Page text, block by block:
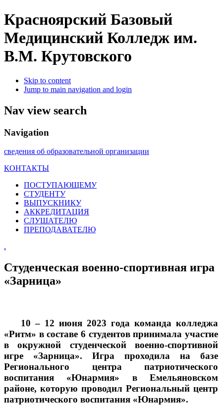
Красноярский Базовый
Медицинский Колледж им.
В.М. Крутовского
Skip to content
Jump to main navigation and login
Nav view search
Navigation
сведения об образовательной организации
КОНТАКТЫ
ПОСТУПАЮЩЕМУ
СТУДЕНТУ
ВЫПУСКНИКУ
АККРЕДИТАЦИЯ
СЛУШАТЕЛЮ
ПРЕПОДАВАТЕЛЮ
.
Студенческая военно-спортивная игра
«Зарница»
10 – 12 июня 2023 года команда колледжа
«Ритм» в составе 6 студентов принимала участие
в окружной студенческой военно-спортивной
игре «Зарница». Игра проходила на базе
Регионального центра патриотического
воспитания «Юнармия» в Емельяновском
районе, которую проводил Региональный центр
патриотического воспитания «Юнармия».